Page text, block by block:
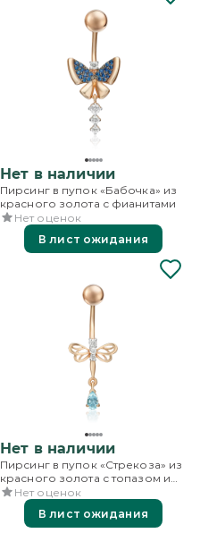
Нет в наличии
Пирсинг в пупок «Бабочка» из
красного золота с фианитами
Нет оценок
В лист ожидания
Нет в наличии
Пирсинг в пупок «Стрекоза» из
красного золота с топазом и
фианитами
Нет оценок
В лист ожидания